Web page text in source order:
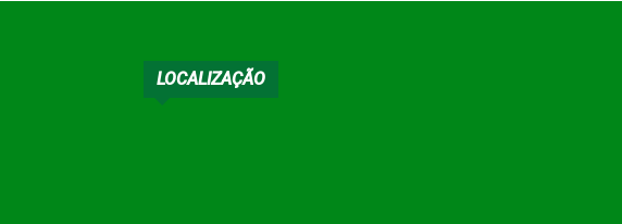
LOCALIZAÇÃO